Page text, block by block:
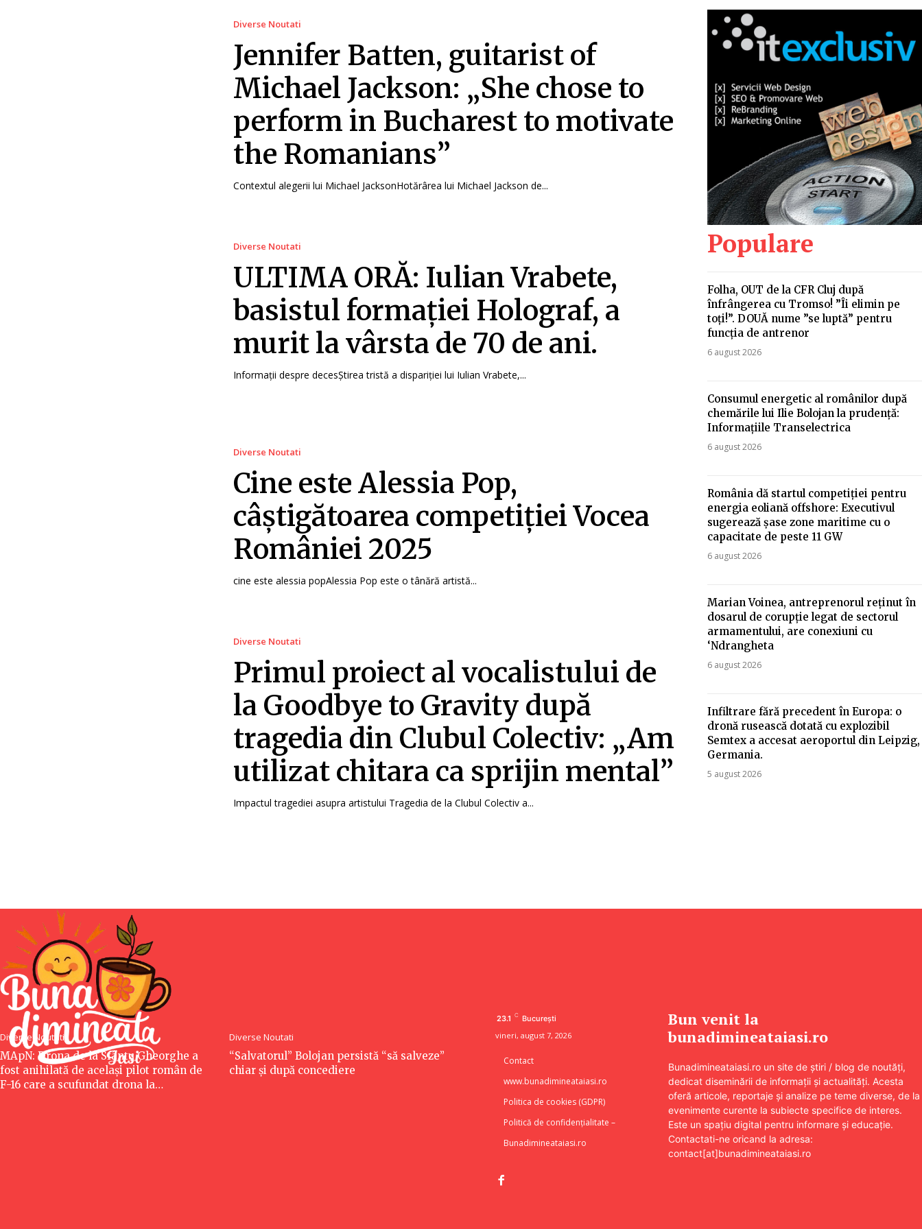
Diverse Noutati
Jennifer Batten, guitarist of
Michael Jackson: „She chose to
perform in Bucharest to motivate
the Romanians”
Contextul alegerii lui Michael JacksonHotărârea lui Michael Jackson de...
Diverse Noutati
ULTIMA ORĂ: Iulian Vrabete,
basistul formației Holograf, a
murit la vârsta de 70 de ani.
Informații despre decesȘtirea tristă a dispariției lui Iulian Vrabete,...
Diverse Noutati
Cine este Alessia Pop,
câștigătoarea competiției Vocea
României 2025
cine este alessia popAlessia Pop este o tânără artistă...
Diverse Noutati
Primul proiect al vocalistului de
la Goodbye to Gravity după
tragedia din Clubul Colectiv: „Am
utilizat chitara ca sprijin mental”
Impactul tragediei asupra artistului Tragedia de la Clubul Colectiv a...
Populare
Folha, OUT de la CFR Cluj după
înfrângerea cu Tromso! ”Îi elimin pe
toți!”. DOUĂ nume ”se luptă” pentru
funcția de antrenor
6 august 2026
Consumul energetic al românilor după
chemările lui Ilie Bolojan la prudență:
Informațiile Transelectrica
6 august 2026
România dă startul competiției pentru
energia eoliană offshore: Executivul
sugerează șase zone maritime cu o
capacitate de peste 11 GW
6 august 2026
Marian Voinea, antreprenorul reținut în
dosarul de corupție legat de sectorul
armamentului, are conexiuni cu
‘Ndrangheta
6 august 2026
Infiltrare fără precedent în Europa: o
dronă rusească dotată cu explozibil
Semtex a accesat aeroportul din Leipzig,
Germania.
5 august 2026
Diverse Noutati
MApN: Drona de la Sfântu Gheorghe a
fost anihilată de același pilot român de
F-16 care a scufundat drona la…
Diverse Noutati
“Salvatorul” Bolojan persistă “să salveze”
chiar și după concediere
23.1 C București
vineri, august 7, 2026
Contact
www.bunadimineataiasi.ro
Politica de cookies (GDPR)
Politică de confidențialitate –
Bunadimineataiasi.ro
Bun venit la
bunadimineataiasi.ro
Bunadimineataiasi.ro un site de știri / blog de noutăți,
dedicat diseminării de informații și actualități. Acesta
oferă articole, reportaje și analize pe teme diverse, de la
evenimente curente la subiecte specifice de interes.
Este un spațiu digital pentru informare și educație.
Contactati-ne oricand la adresa:
contact[at]bunadimineataiasi.ro